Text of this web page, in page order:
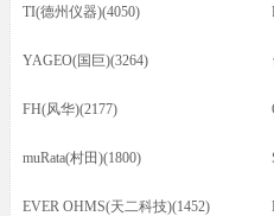
TI(德州仪器)(4050)
YAGEO(国巨)(3264)
FH(风华)(2177)
muRata(村田)(1800)
EVER OHMS(天二科技)(1452)